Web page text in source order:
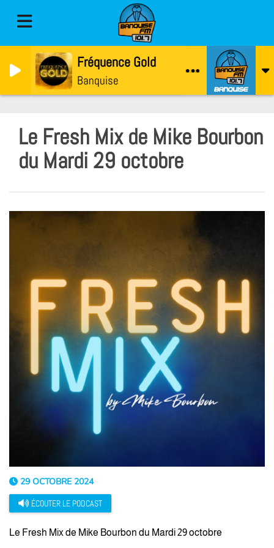
Fréquence Gold
Banquise
Le Fresh Mix de Mike Bourbon
du Mardi 29 octobre
29 OCTOBRE 2024
ÉCOUTER LE PODCAST
Le Fresh Mix de Mike Bourbon du Mardi 29 octobre